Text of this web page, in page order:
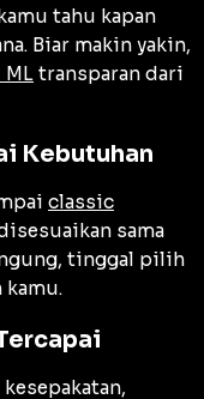
tahu kapan
Biar makin yakin,
transparan dari
Kebutuhan
classic
sama
tinggal pilih